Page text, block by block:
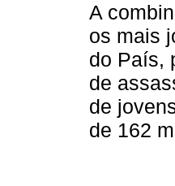
A
os mais
do País,
de
de
de 162